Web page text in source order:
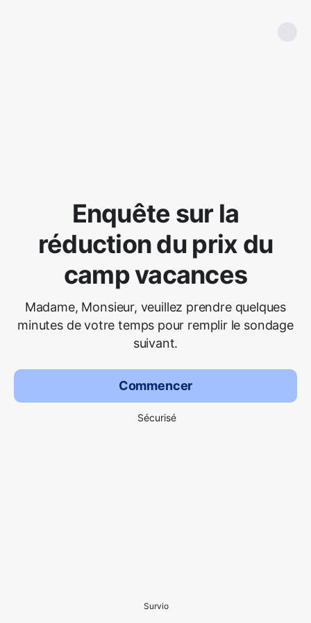
Enquête sur la
réduction du prix du
camp vacances
Madame, Monsieur, veuillez prendre quelques
minutes de votre temps pour remplir le sondage
suivant.
Commencer
Sécurisé
Survio